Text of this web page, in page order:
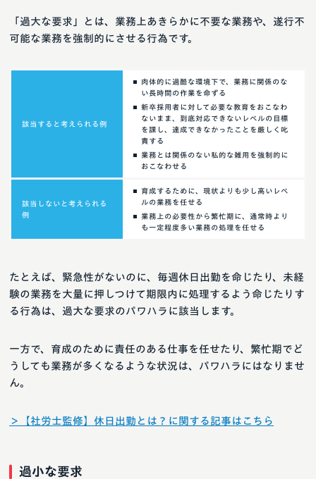
「過大な要求」とは、業務上あきらかに不要な業務や、遂行不
可能な業務を強制的にさせる行為です。
該当すると考えられる例
肉体的に過酷な環境下で、業務に関係のな
い長時間の作業を命ずる
新卒採用者に対して必要な教育をおこなわ
ないまま、到底対応できないレベルの目標
を課し、達成できなかったことを厳しく叱
責する
業務とは関係のない私的な雑用を強制的に
おこなわせる
該当しないと考えられる
例
育成するために、現状よりも少し高いレベ
ルの業務を任せる
業務上の必要性から繁忙期に、通常時より
も一定程度多い業務の処理を任せる
たとえば、緊急性がないのに、毎週休日出勤を命じたり、未経
験の業務を大量に押しつけて期限内に処理するよう命じたりす
る行為は、過大な要求のパワハラに該当します。
一方で、育成のために責任のある仕事を任せたり、繁忙期でど
うしても業務が多くなるような状況は、パワハラにはなりませ
ん。
＞【社労士監修】休日出勤とは？に関する記事はこちら
過小な要求